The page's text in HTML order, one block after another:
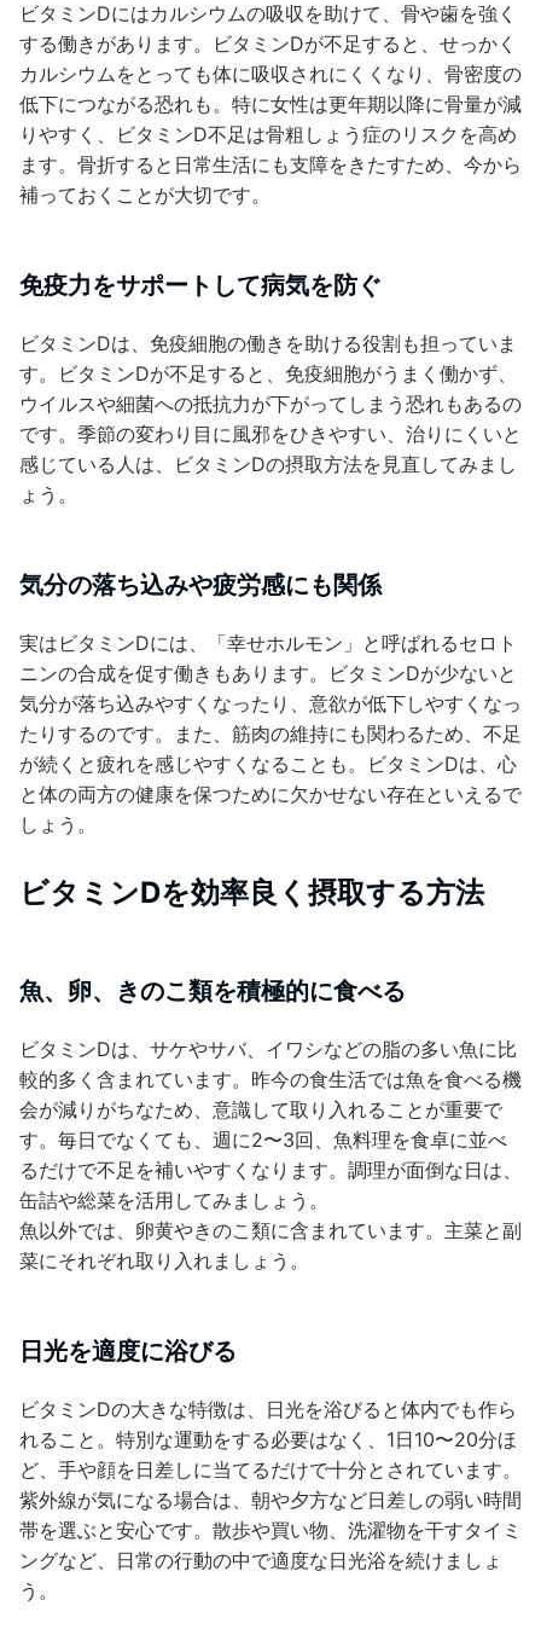
ビタミンDにはカルシウムの吸収を助けて、骨や歯を強く
する働きがあります。ビタミンDが不足すると、せっかく
カルシウムをとっても体に吸収されにくくなり、骨密度の
低下につながる恐れも。特に女性は更年期以降に骨量が減
りやすく、ビタミンD不足は骨粗しょう症のリスクを高め
ます。骨折すると日常生活にも支障をきたすため、今から
補っておくことが大切です。
免疫力をサポートして病気を防ぐ
ビタミンDは、免疫細胞の働きを助ける役割も担っていま
す。ビタミンDが不足すると、免疫細胞がうまく働かず、
ウイルスや細菌への抵抗力が下がってしまう恐れもあるの
です。季節の変わり目に風邪をひきやすい、治りにくいと
感じている人は、ビタミンDの摂取方法を見直してみまし
ょう。
気分の落ち込みや疲労感にも関係
実はビタミンDには、「幸せホルモン」と呼ばれるセロト
ニンの合成を促す働きもあります。ビタミンDが少ないと
気分が落ち込みやすくなったり、意欲が低下しやすくなっ
たりするのです。また、筋肉の維持にも関わるため、不足
が続くと疲れを感じやすくなることも。ビタミンDは、心
と体の両方の健康を保つために欠かせない存在といえるで
しょう。
ビタミンDを効率良く摂取する方法
魚、卵、きのこ類を積極的に食べる
ビタミンDは、サケやサバ、イワシなどの脂の多い魚に比
較的多く含まれています。昨今の食生活では魚を食べる機
会が減りがちなため、意識して取り入れることが重要で
す。毎日でなくても、週に2〜3回、魚料理を食卓に並べ
るだけで不足を補いやすくなります。調理が面倒な日は、
缶詰や総菜を活用してみましょう。
魚以外では、卵黄やきのこ類に含まれています。主菜と副
菜にそれぞれ取り入れましょう。
日光を適度に浴びる
ビタミンDの大きな特徴は、日光を浴びると体内でも作ら
れること。特別な運動をする必要はなく、1日10〜20分ほ
ど、手や顔を日差しに当てるだけで十分とされています。
紫外線が気になる場合は、朝や夕方など日差しの弱い時間
帯を選ぶと安心です。散歩や買い物、洗濯物を干すタイミ
ングなど、日常の行動の中で適度な日光浴を続けましょ
う。